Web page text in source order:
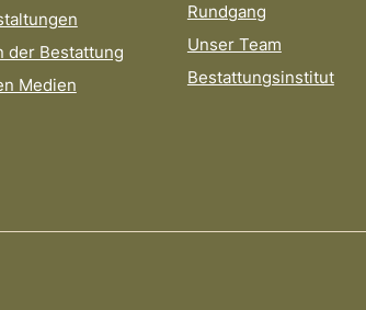
der Bestattung
Medien
Rundgang
Unser Team
Bestattungsinstitut